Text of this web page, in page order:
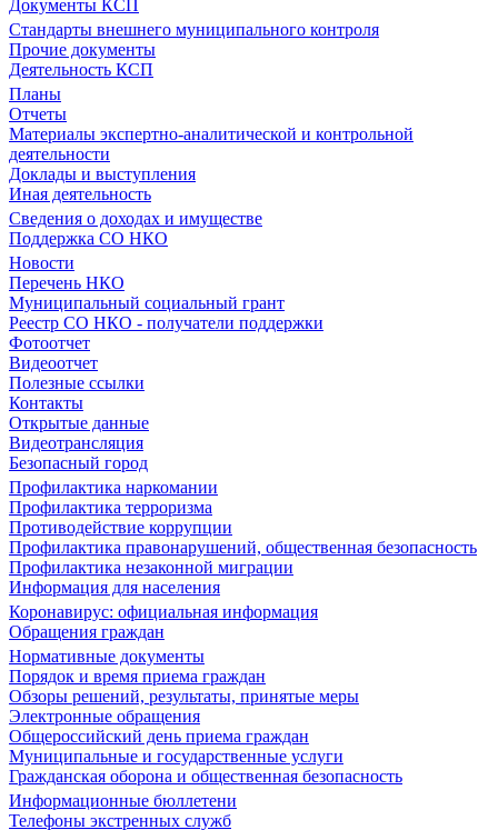
Документы КСП
Стандарты внешнего муниципального контроля
Прочие документы
Деятельность КСП
Планы
Отчеты
Материалы экспертно-аналитической и контрольной
деятельности
Доклады и выступления
Иная деятельность
Сведения о доходах и имуществе
Поддержка СО НКО
Новости
Перечень НКО
Муниципальный социальный грант
Реестр СО НКО - получатели поддержки
Фотоотчет
Видеоотчет
Полезные ссылки
Контакты
Открытые данные
Видеотрансляция
Безопасный город
Профилактика наркомании
Профилактика терроризма
Противодействие коррупции
Профилактика правонарушений, общественная безопасность
Профилактика незаконной миграции
Информация для населения
Коронавирус: официальная информация
Обращения граждан
Нормативные документы
Порядок и время приема граждан
Обзоры решений, результаты, принятые меры
Электронные обращения
Общероссийский день приема граждан
Муниципальные и государственные услуги
Гражданская оборона и общественная безопасность
Информационные бюллетени
Телефоны экстренных служб